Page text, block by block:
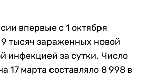
впервые с 1 октября
тысяч зараженных новой
инфекцией за сутки. Число
17 марта составляло 8 998 в